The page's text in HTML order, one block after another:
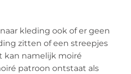
kleding ook of er geen
zitten of een streepjes
kan namelijk moiré
patroon ontstaat als